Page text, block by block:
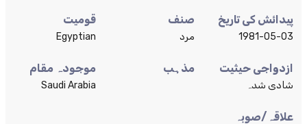
پیدائش کی تاریخ
1981-05-03
صنف
مرد
قومیت
Egyptian
ازدواجی حیثیت
شادی شدہ
مذہب موجودہ مقام
Saudi Arabia
علاقہ/صوبہ